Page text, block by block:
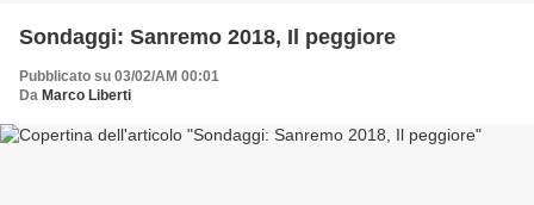
Sondaggi: Sanremo 2018, Il peggiore
Pubblicato su 03/02/AM 00:01
Da Marco Liberti